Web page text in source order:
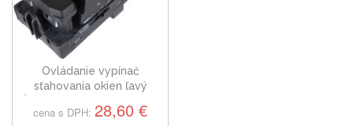
Ovládanie vypínač
sťahovania okien ľavý
cena s DPH: 28,60 €